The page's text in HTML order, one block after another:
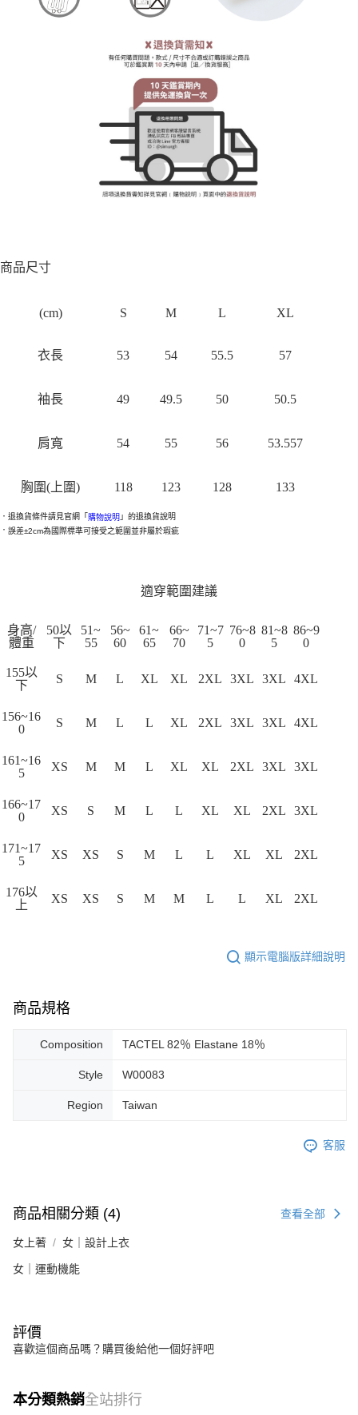
商品尺寸
(cm) S M L XL
衣長 53 54 55.5 57
袖長 49 49.5 50 50.5
肩寬 54 55 56 53.557
胸圍(上圍) 118 123 128 133
．退換貨條件請見官網「購物說明 」的退換貨說明
． 誤差±2cm為國際標準可接受之範圍並非屬於瑕疵
適穿範圍建議
身高/
體重
50以
下
51~
55
56~
60
61~
65
66~
70
71~7
5
76~8
0
81~8
5
86~9
0
155以
下
S M L XL XL 2XL 3XL 3XL 4XL
156~16
0
S M L L XL 2XL 3XL 3XL 4XL
161~16
5
XS M M L XL XL 2XL 3XL 3XL
166~17
0
XS S M L L XL XL 2XL 3XL
171~17
5
XS XS S M L L XL XL 2XL
176以
上
XS XS S M M L L XL 2XL
顯示電腦版詳細說明
商品規格
Composition TACTEL 82％ Elastane 18％
Style W00083
Region Taiwan
客服
商品相關分類 (4) 查看全部
女上著 女｜設計上衣
女｜運動機能
評價
喜歡這個商品嗎？購買後給他一個好評吧
本分類熱銷全站排行